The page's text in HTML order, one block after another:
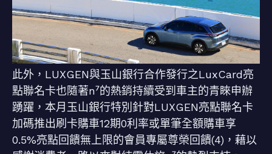
此外，LUXGEN與玉山銀行合作發行之LuxCard亮
點聯名卡也隨著n⁷的熱銷持續受到車主的青睞申辦
踴躍，本月玉山銀行特別針對LUXGEN亮點聯名卡
加碼推出刷卡購車12期0利率或單筆全額購車享
0.5%亮點回饋無上限的會員專屬尊榮回饋(4)，藉以